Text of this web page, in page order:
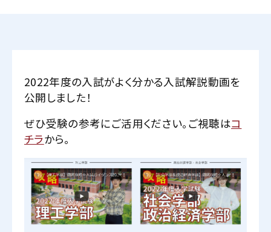
2022年度の入試がよく分かる入試解説動画を
公開しました！
ぜひ受験の参考にご活用ください。ご視聴はコ
チラから。